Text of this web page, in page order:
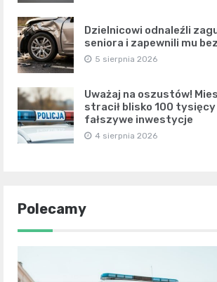
Dzielnicowi odnaleźli
seniora i zapewnili mu
5 sierpnia 2026
Uważaj na oszustów!
stracił blisko 100 tysięcy
fałszywe inwestycje
4 sierpnia 2026
Polecamy